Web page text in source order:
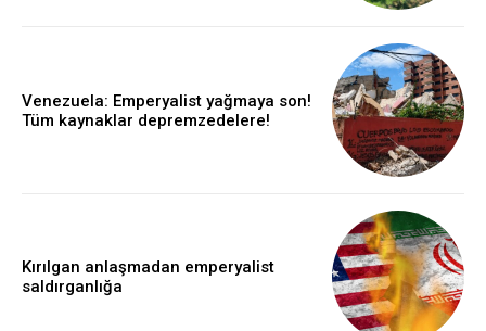
Venezuela: Emperyalist yağmaya son!
Tüm kaynaklar depremzedelere!
Kırılgan anlaşmadan emperyalist
saldırganlığa